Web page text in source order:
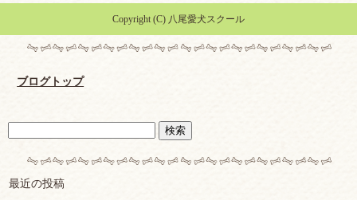
Copyright (C) 八尾愛犬スクール
ブログトップ
最近の投稿